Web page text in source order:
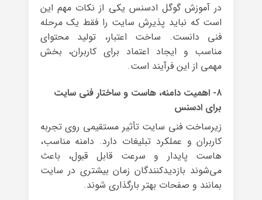
در آموزش گوگل ادسنس یکی از نکات مهم این
است که نباید پذیرش سایت را فقط یک مرحله
فنی دانست. ساخت اعتبار، تولید محتوای
مناسب و ایجاد اعتماد برای کاربران، بخش
مهمی از این فرآیند است.
۸- اهمیت دامنه، هاست و ساختار فنی سایت
برای ادسنس
زیرساخت فنی سایت تأثیر مستقیمی روی تجربه
کاربران و عملکرد تبلیغات دارد. دامنه مناسب،
هاست پایدار و سرعت قابل قبول، باعث
می‌شوند بازدیدکنندگان زمان بیشتری در سایت
بمانند و صفحات بهتر بارگذاری شوند.